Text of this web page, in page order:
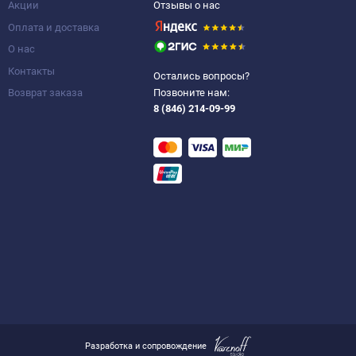
Акции
Оплата и доставка
О нас
Контакты
Возврат заказа
Отзывы о нас
Остались вопросы?
Позвоните нам:
8 (846) 214-09-99
Разработка и сопровождение